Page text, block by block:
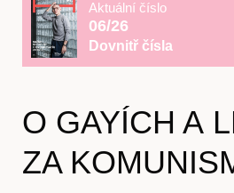
Aktuální číslo
06/26
Dovnitř čísla
O GAYÍCH A
ZA